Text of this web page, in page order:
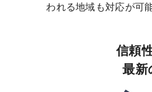
われる地域も対応が可
信頼
最新